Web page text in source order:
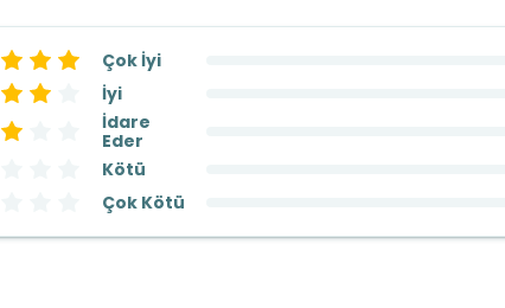
Çok İyi
İyi
İdare
Eder
Kötü
Çok Kötü